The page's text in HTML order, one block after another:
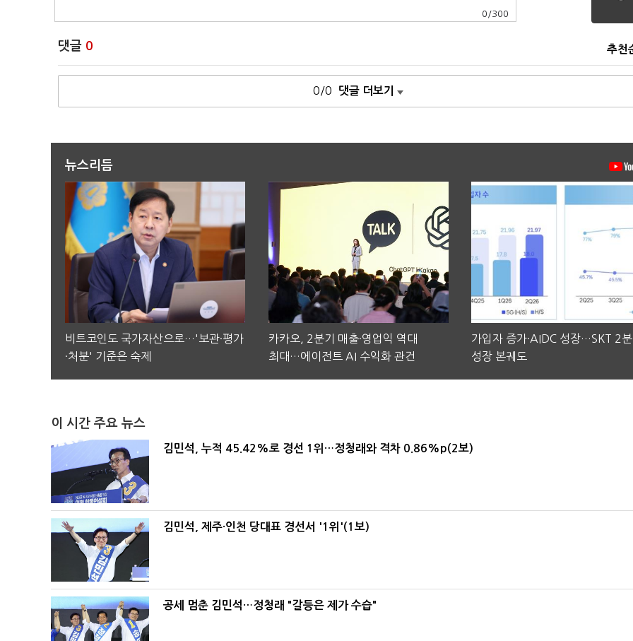
0 /300
댓글 0 추천
0/0 댓글 더보기
뉴스리듬
비트코인도 국가자산으로…'보관·평가
·처분' 기준은 숙제
카카오, 2분기 매출·영업익 역대
최대…에이전트 AI 수익화 관건
가입자 증가·AIDC 성장…SKT 2
성장 본궤도
이 시간 주요 뉴스
김민석, 누적 45.42%로 경선 1위…정청래와 격차 0.86%p(2보)
김민석, 제주·인천 당대표 경선서 '1위'(1보)
공세 멈춘 김민석…정청래 "갈등은 제가 수습"